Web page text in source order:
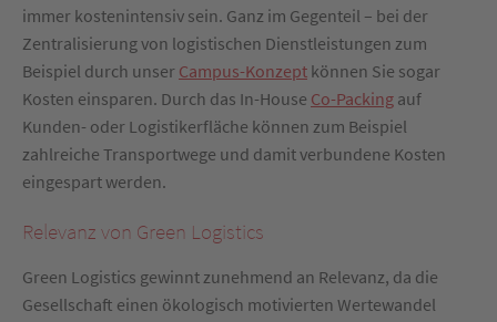
immer kostenintensiv sein. Ganz im Gegenteil – bei der
Zentralisierung von logistischen Dienstleistungen zum
Beispiel durch unser Campus-Konzept können Sie sogar
Kosten einsparen. Durch das In-House Co-Packing auf
Kunden- oder Logistikerfläche können zum Beispiel
zahlreiche Transportwege und damit verbundene Kosten
eingespart werden.
Relevanz von Green Logistics
Green Logistics gewinnt zunehmend an Relevanz, da die
Gesellschaft einen ökologisch motivierten Wertewandel